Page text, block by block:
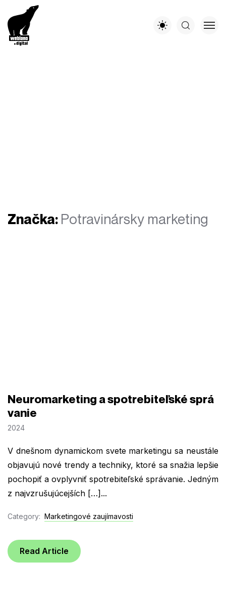
Značka: Potravinársky marketing
Neuromarketing a spotrebiteľské sprá
vanie
2024
V dnešnom dynamickom svete marketingu sa neustále
objavujú nové trendy a techniky, ktoré sa snažia lepšie
pochopiť a ovplyvniť spotrebiteľské správanie. Jedným
z najvzrušujúcejších […]...
Category: Marketingové zaujímavosti
Read Article